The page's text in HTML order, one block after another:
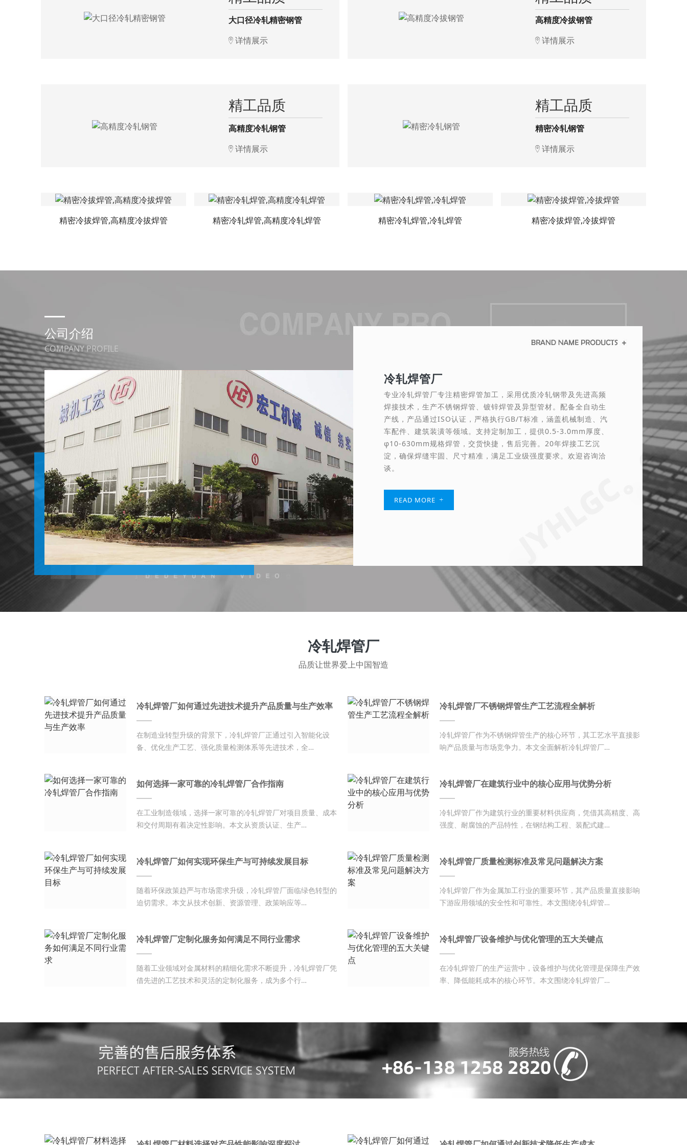
大口径冷轧精密钢管
详情展示
高精度冷拔钢管
详情展示
精工品质
高精度冷轧钢管
详情展示
精工品质
精密冷轧钢管
详情展示
精密冷拔焊管,高精度冷拔焊管 精密冷轧焊管,高精度冷轧焊管 精密冷轧焊管,冷轧焊管 精密冷拔焊管,冷拔焊管
冷轧焊管厂
专业冷轧焊管厂专注精密焊管加工，采用优质冷轧钢带及先进高频
焊接技术，生产不锈钢焊管、镀锌焊管及异型管材。配备全自动生
产线，产品通过ISO认证，严格执行GB/T标准，涵盖机械制造、汽
车配件、建筑装潢等领域。支持定制加工，提供0.5-3.0mm厚度、
φ10-630mm规格焊管，交货快捷，售后完善。20年焊接工艺沉
淀，确保焊缝牢固、尺寸精准，满足工业级强度要求。欢迎咨询洽
谈。
READ MORE
公司介绍
COMPANY PROFILE
冷轧焊管厂
品质让世界爱上中国智造
冷轧焊管厂如何通过先进技术提升产品质量与生产效率
在制造业转型升级的背景下，冷轧焊管厂正通过引入智能化设
备、优化生产工艺、强化质量检测体系等先进技术，全…
冷轧焊管厂不锈钢焊管生产工艺流程全解析
冷轧焊管厂作为不锈钢焊管生产的核心环节，其工艺水平直接影
响产品质量与市场竞争力。本文全面解析冷轧焊管厂…
如何选择一家可靠的冷轧焊管厂合作指南
在工业制造领域，选择一家可靠的冷轧焊管厂对项目质量、成本
和交付周期有着决定性影响。本文从资质认证、生产…
冷轧焊管厂在建筑行业中的核心应用与优势分析
冷轧焊管厂作为建筑行业的重要材料供应商，凭借其高精度、高
强度、耐腐蚀的产品特性，在钢结构工程、装配式建…
冷轧焊管厂如何实现环保生产与可持续发展目标
随着环保政策趋严与市场需求升级，冷轧焊管厂面临绿色转型的
迫切需求。本文从技术创新、资源管理、政策响应等…
冷轧焊管厂质量检测标准及常见问题解决方案
冷轧焊管厂作为金属加工行业的重要环节，其产品质量直接影响
下游应用领域的安全性和可靠性。本文围绕冷轧焊管…
冷轧焊管厂定制化服务如何满足不同行业需求
随着工业领域对金属材料的精细化需求不断提升，冷轧焊管厂凭
借先进的工艺技术和灵活的定制化服务，成为多个行…
冷轧焊管厂设备维护与优化管理的五大关键点
在冷轧焊管厂的生产运营中，设备维护与优化管理是保障生产效
率、降低能耗成本的核心环节。本文围绕冷轧焊管厂…